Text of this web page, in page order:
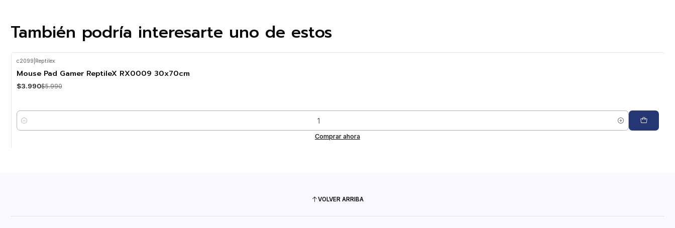
También podría interesarte uno de estos
OFF
c2099 Reptilex
Mouse Pad Gamer ReptileX RX0009 30x70cm
$3.990$5.990
Cantidad
Comprar ahora
VOLVER ARRIBA